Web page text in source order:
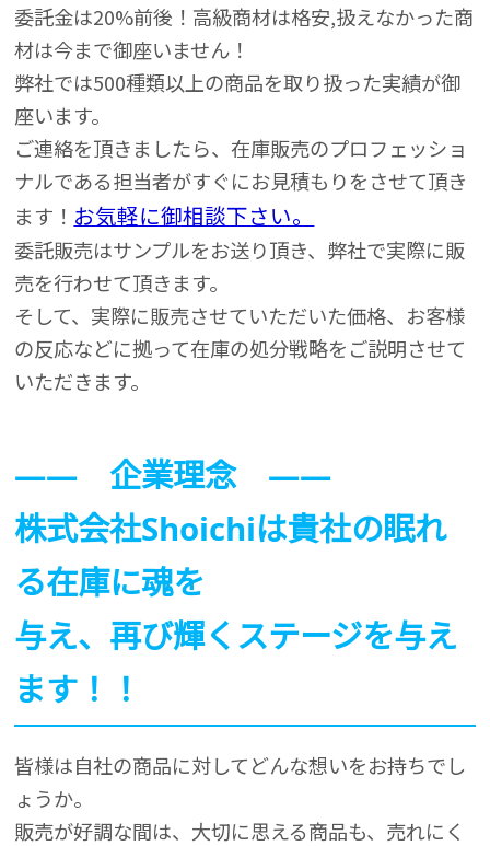
委託金は20%前後！高級商材は格安,扱えなかった商
材は今まで御座いません！
弊社では500種類以上の商品を取り扱った実績が御
座います。
ご連絡を頂きましたら、在庫販売のプロフェッショ
ナルである担当者がすぐにお見積もりをさせて頂き
ます！ お気軽に御相談下さい。
委託販売はサンプルをお送り頂き、弊社で実際に販
売を行わせて頂きます。
そして、実際に販売させていただいた価格、お客様
の反応などに拠って在庫の処分戦略をご説明させて
いただきます。
―― 企業理念 ――
株式会社Shoichiは貴社の眠れ
る在庫に魂を
与え、再び輝くステージを与え
ます！！
皆様は自社の商品に対してどんな想いをお持ちでし
ょうか。
販売が好調な間は、大切に思える商品も、売れにく